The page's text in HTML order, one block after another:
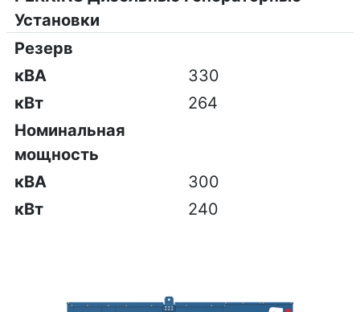
Установки
Резерв
кВА
330
кВт
264
Номинальная
мощность
кВА
300
кВт
240